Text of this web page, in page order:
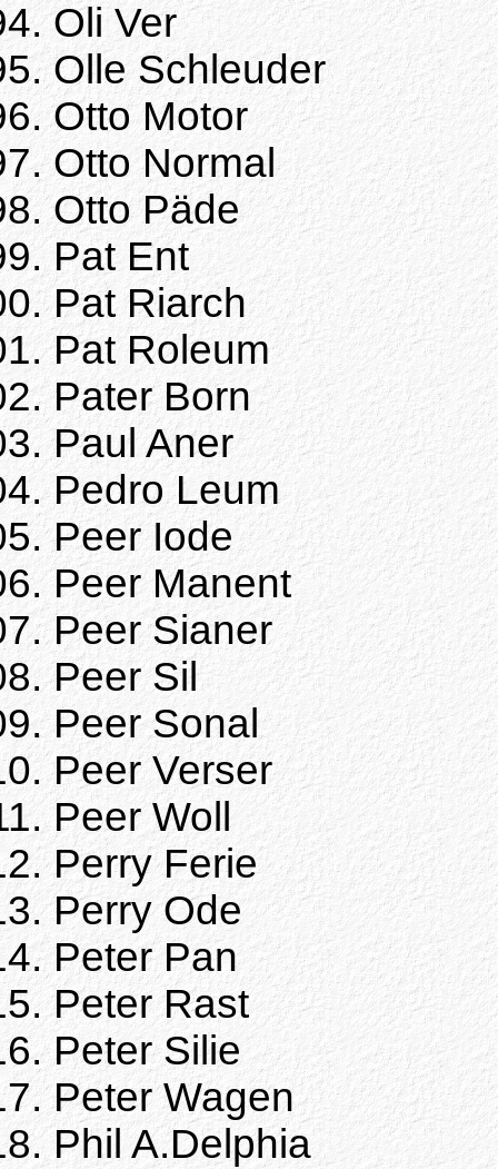
Oli Ver
Olle Schleuder
Otto Motor
Otto Normal
Otto Päde
Pat Ent
Pat Riarch
Pat Roleum
Pater Born
Paul Aner
Pedro Leum
Peer Iode
Peer Manent
Peer Sianer
Peer Sil
Peer Sonal
Peer Verser
Peer Woll
Perry Ferie
Perry Ode
Peter Pan
Peter Rast
Peter Silie
Peter Wagen
Phil A.Delphia